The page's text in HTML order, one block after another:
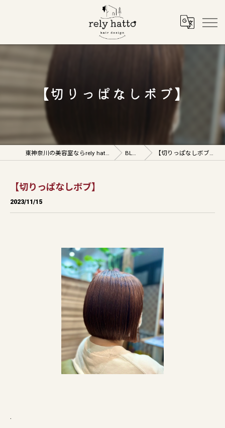
【切りっぱなしボブ】
東神奈川の美容室ならrely hatto BLOG 【切りっぱなしボブ】
【切りっぱなしボブ】
2023/11/15
.